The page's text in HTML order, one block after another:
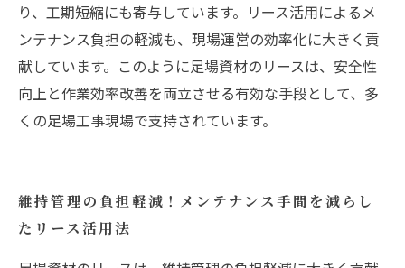
り、工期短縮にも寄与しています。リース活用によるメ
ンテナンス負担の軽減も、現場運営の効率化に大きく貢
献しています。このように足場資材のリースは、安全性
向上と作業効率改善を両立させる有効な手段として、多
くの足場工事現場で支持されています。
維持管理の負担軽減！メンテナンス手間を減らし
たリース活用法